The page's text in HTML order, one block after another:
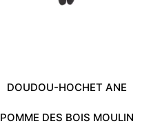
DOUDOU-HOCHET ANE
POMME DES BOIS MOULIN